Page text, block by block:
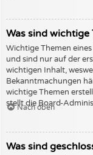
Was sind wichtige
Wichtige Themen
und sind nur auf der
wichtigen Inhalt,
Bekanntmachungen
wichtige Themen
stellt die Board-
Nach oben
Was sind